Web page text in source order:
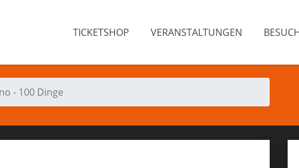
TICKETSHOP VERANSTALTUNGEN
- 100 Dinge